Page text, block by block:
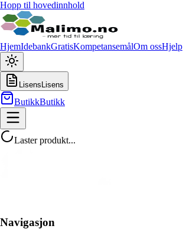
Hopp til hovedinnhold
HjemIdebankGratisKompetansemålOm ossHjelp
Lisens Lisens
ButikkButikk
Laster produkt...
Navigasjon